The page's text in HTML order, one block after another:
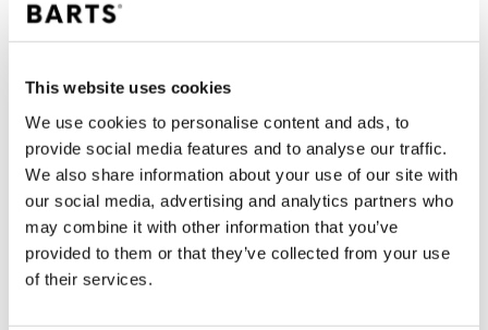
This website uses cookies
We use cookies to personalise content and ads, to
provide social media features and to analyse our traffic.
We also share information about your use of our site with
our social media, advertising and analytics partners who
may combine it with other information that you’ve
provided to them or that they’ve collected from your use
of their services.
Bestellingen die op werkdagen vóór 12:00 uur
Gratis verzending voor orders boven € 50,- binnen
NL
Binnen 30 dagen retourneren
BESCHRIJVING